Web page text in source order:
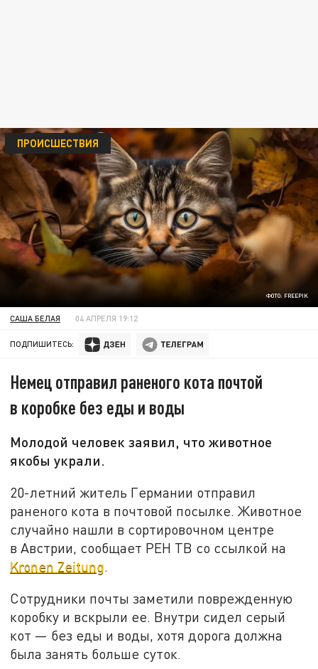
ФОТО: FREEPIK
ПРОИСШЕСТВИЯ
САША БЕЛАЯ 04 АПРЕЛЯ 19:12
ПОДПИШИТЕСЬ:
Немец отправил раненого кота почтой
в коробке без еды и воды
Молодой человек заявил, что животное
якобы украли.
20-летний житель Германии отправил
раненого кота в почтовой посылке. Животное
случайно нашли в сортировочном центре
в Австрии, сообщает РЕН ТВ со ссылкой на
Kronen Zeitung.
Сотрудники почты заметили поврежденную
коробку и вскрыли ее. Внутри сидел серый
кот — без еды и воды, хотя дорога должна
была занять больше суток.